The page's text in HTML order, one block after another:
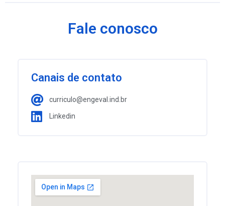
Fale conosco
Canais de contato
curriculo@engeval.ind.br
Linkedin